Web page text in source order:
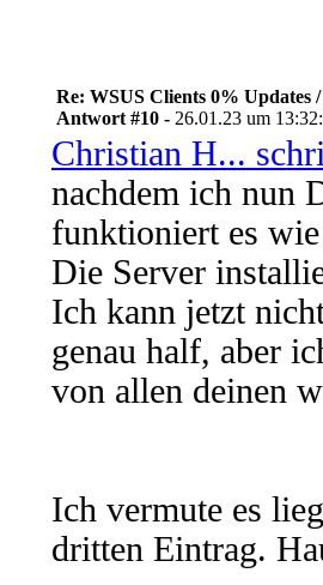
Re: WSUS Clients 0% Updates
Antwort #10 - 26.01.23 um
Christian H...
nachdem ich nun
funktioniert es
Die Server
Ich kann jetzt
genau half, aber
von allen deinen
Ich vermute es
dritten Eintrag.